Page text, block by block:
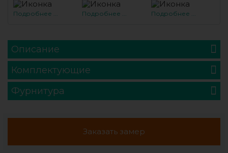
Подробнее ... Подробнее ... Подробнее ...
Описание
Комплектующие
Фурнитура
Заказать замер